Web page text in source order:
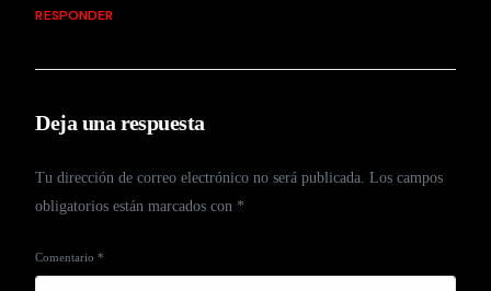
RESPONDER
Deja una respuesta
Tu dirección de correo electrónico no será publicada. Los campos
obligatorios están marcados con *
Comentario*